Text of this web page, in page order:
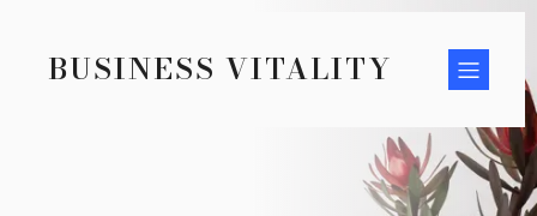
BUSINESS VITALITY